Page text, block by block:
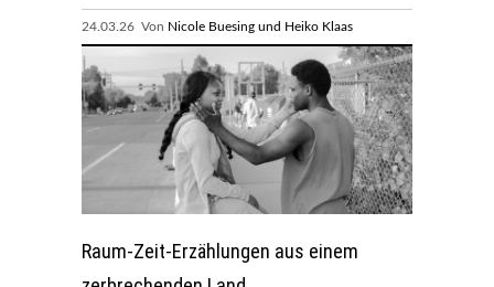
24.03.26 Von Nicole Buesing und Heiko Klaas
Raum-Zeit-Erzählungen aus einem